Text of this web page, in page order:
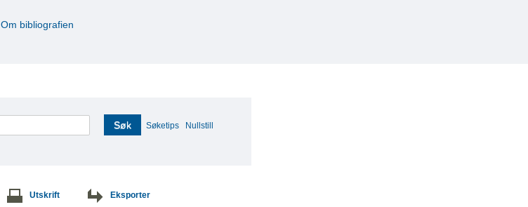
Om bibliografien
Søk Søketips Nullstill
Utskrift Eksporter